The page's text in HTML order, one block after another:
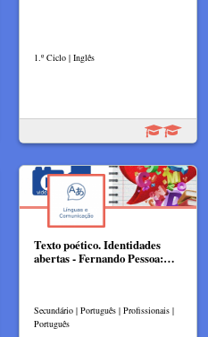
1.º Ciclo | Inglês
Texto poético. Identidades
abertas - Fernando Pessoa:…
Secundário | Português | Profissionais |
Português